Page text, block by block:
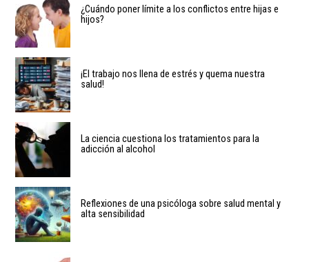
¿Cuándo poner límite a los conflictos entre hijas e
hijos?
¡El trabajo nos llena de estrés y quema nuestra
salud!
La ciencia cuestiona los tratamientos para la
adicción al alcohol
Reflexiones de una psicóloga sobre salud mental y
alta sensibilidad